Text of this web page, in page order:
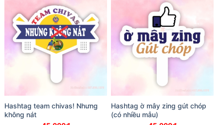
Hashtag team chivas! Nhưng
không nát
Hashtag ờ mây zing gút chóp
(có nhiều mẫu)